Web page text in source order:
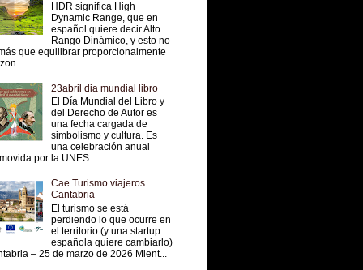
HDR significa High
Dynamic Range, que en
español quiere decir Alto
Rango Dinámico, y esto no
que equilibrar proporcionalmente
23abril dia mundial libro
El Día Mundial del Libro y
del Derecho de Autor es
una fecha cargada de
simbolismo y cultura. Es
una celebración anual
por la UNES...
Cae Turismo viajeros
Cantabria
El turismo se está
perdiendo lo que ocurre en
el territorio (y una startup
española quiere cambiarlo)
– 25 de marzo de 2026 Mient...